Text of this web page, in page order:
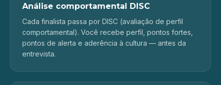
Análise comportamental DISC
Cada finalista passa por DISC (avaliação de perfil
comportamental). Você recebe perfil, pontos fortes,
pontos de alerta e aderência à cultura — antes da
entrevista.